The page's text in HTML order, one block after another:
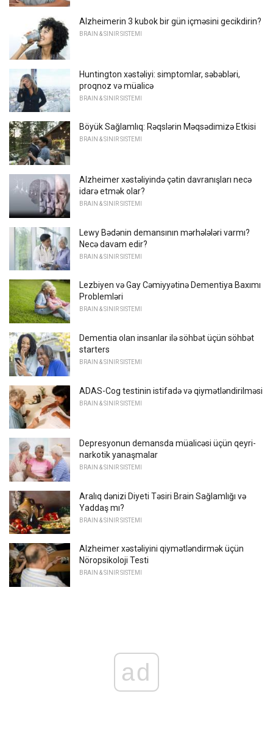
Alzheimerin 3 kubok bir gün içməsini gecikdirin?
BRAIN & SINIR SISTEMI
Huntington xəstəliyi: simptomlar, səbəbləri,
proqnoz və müalicə
BRAIN & SINIR SISTEMI
Böyük Sağlamlıq: Rəqslərin Məqsədimizə Etkisi
BRAIN & SINIR SISTEMI
Alzheimer xəstəliyində çətin davranışları necə
idarə etmək olar?
BRAIN & SINIR SISTEMI
Lewy Bədənin demansının mərhələləri varmı?
Necə davam edir?
BRAIN & SINIR SISTEMI
Lezbiyen və Gay Cəmiyyətinə Dementiya Baxımı
Problemləri
BRAIN & SINIR SISTEMI
Dementia olan insanlar ilə söhbət üçün söhbət
starters
BRAIN & SINIR SISTEMI
ADAS-Cog testinin istifadə və qiymətləndirilməsi
BRAIN & SINIR SISTEMI
Depresyonun demansda müalicəsi üçün qeyri-
narkotik yanaşmalar
BRAIN & SINIR SISTEMI
Aralıq dənizi Diyeti Təsiri Brain Sağlamlığı və
Yaddaş mı?
BRAIN & SINIR SISTEMI
Alzheimer xəstəliyini qiymətləndirmək üçün
Nöropsikoloji Testi
BRAIN & SINIR SISTEMI
ad